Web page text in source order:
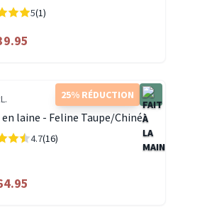
5(1)
25% RÉDUCTION
en laine - Feline Taupe/Chiné
4.7(16)